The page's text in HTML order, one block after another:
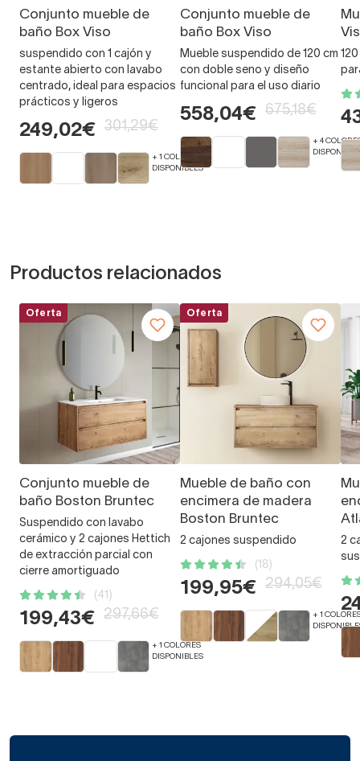
Conjunto mueble de
baño Box Viso
suspendido con 1 cajón y
estante abierto con lavabo
centrado, ideal para espacios
prácticos y ligeros
249,02€ 301,29€
+ 1 COLORES
DISPONIBLES
Conjunto mueble de
baño Box Viso
Mueble suspendido de 120 cm
con doble seno y diseño
funcional para el uso diario
558,04€ 675,18€
+ 4
Productos relacionados
Oferta
Conjunto mueble de
baño Boston Bruntec
Suspendido con lavabo
cerámico y 2 cajones Hettich
de extracción parcial con
cierre amortiguado
(41)
199,43€ 297,66€
+ 1 COLORES
DISPONIBLES
Oferta
Mueble de baño con
encimera de madera
Boston Bruntec
2 cajones suspendido
(18)
199,95€ 294,05€
+ 1
2